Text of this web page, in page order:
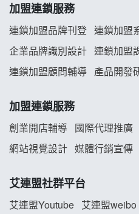
義氣豐發雞加盟說明會
Mr.Wish加盟說明會
雞咕雞咕加盟說明會
TEA TOP加盟說明會
珍好味臭臭鍋加盟說明會
藍象廷泰式火鍋加盟說
加盟連鎖服務
連鎖加盟品牌刊登 連鎖加盟
企業品牌識別設計 連鎖加盟
連鎖加盟顧問輔導 產品開發
加盟連鎖服務
創業開店輔導 國際代理推廣
網站視覺設計 媒體行銷宣傳
艾連盟社群平台
艾連盟Youtube 艾連盟weibo